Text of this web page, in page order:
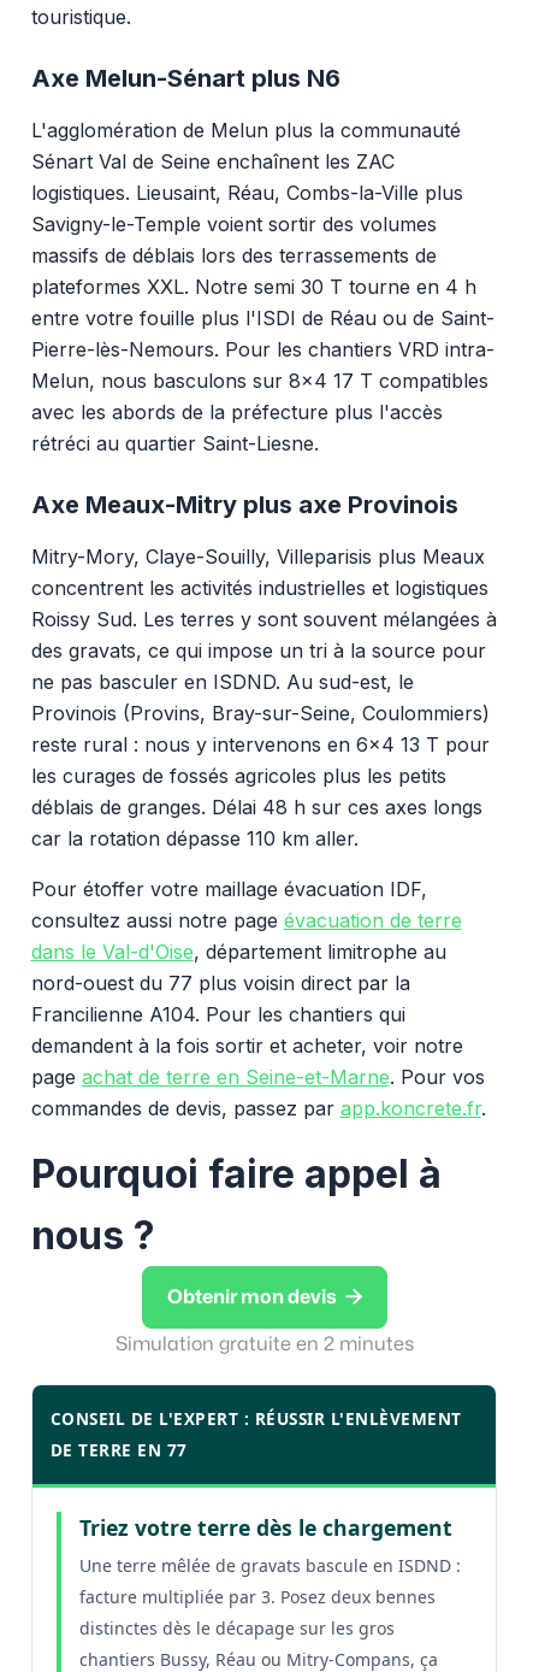
touristique.
Axe Melun-Sénart plus N6
L'agglomération de Melun plus la communauté
Sénart Val de Seine enchaînent les ZAC
logistiques. Lieusaint, Réau, Combs-la-Ville plus
Savigny-le-Temple voient sortir des volumes
massifs de déblais lors des terrassements de
plateformes XXL. Notre semi 30 T tourne en 4 h
entre votre fouille plus l'ISDI de Réau ou de Saint-
Pierre-lès-Nemours. Pour les chantiers VRD intra-
Melun, nous basculons sur 8x4 17 T compatibles
avec les abords de la préfecture plus l'accès
rétréci au quartier Saint-Liesne.
Axe Meaux-Mitry plus axe Provinois
Mitry-Mory, Claye-Souilly, Villeparisis plus Meaux
concentrent les activités industrielles et logistiques
Roissy Sud. Les terres y sont souvent mélangées à
des gravats, ce qui impose un tri à la source pour
ne pas basculer en ISDND. Au sud-est, le
Provinois (Provins, Bray-sur-Seine, Coulommiers)
reste rural : nous y intervenons en 6x4 13 T pour
les curages de fossés agricoles plus les petits
déblais de granges. Délai 48 h sur ces axes longs
car la rotation dépasse 110 km aller.
Pour étoffer votre maillage évacuation IDF,
consultez aussi notre page évacuation de terre
dans le Val-d'Oise, département limitrophe au
nord-ouest du 77 plus voisin direct par la
Francilienne A104. Pour les chantiers qui
demandent à la fois sortir et acheter, voir notre
page achat de terre en Seine-et-Marne. Pour vos
commandes de devis, passez par app.koncrete.fr.
Pourquoi faire appel à
nous ?
Obtenir mon devis 
Simulation gratuite en 2 minutes
CONSEIL DE L'EXPERT : RÉUSSIR L'ENLÈVEMENT
DE TERRE EN 77
Triez votre terre dès le chargement
Une terre mêlée de gravats bascule en ISDND :
facture multipliée par 3. Posez deux bennes
distinctes dès le décapage sur les gros
chantiers Bussy, Réau ou Mitry-Compans, ça